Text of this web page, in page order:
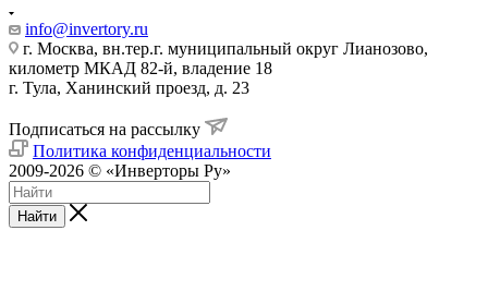
info@invertory.ru
г. Москва, вн.тер.г. муниципальный округ Лианозово,
километр МКАД 82-й, владение 18
г. Тула, Ханинский проезд, д. 23
Подписаться на рассылку
Политика конфиденциальности
2009-2026 © «Инверторы Ру»
Найти